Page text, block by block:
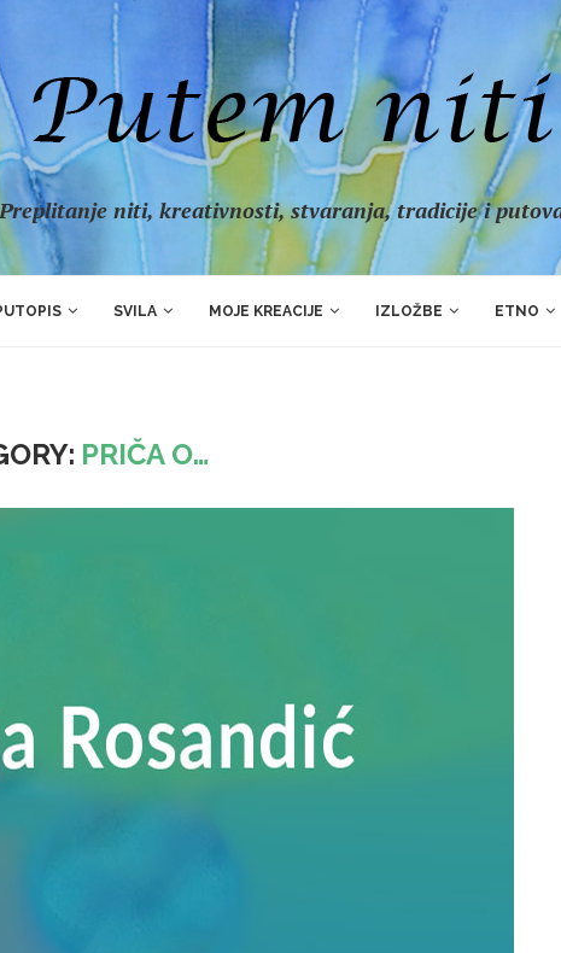
niti, kreativnosti, stvaranja, tradicije i
SVILA MOJE KREACIJE IZLOŽBE ETNO
PRIČA O…